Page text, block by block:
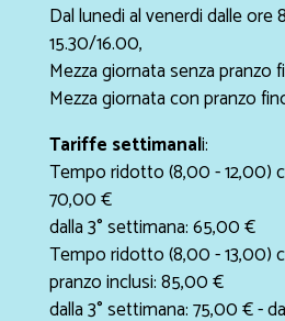
Dal lunedi al venerdi dalle
15.30/16.00,
Mezza giornata senza pranzo
Mezza giornata con pranzo
Tariffe settimanali:
Tempo ridotto (8,00 - 12,00)
70,00 €
dalla 3° settimana: 65,00 €
Tempo ridotto (8,00 - 13,00)
pranzo inclusi: 85,00 €
dalla 3° settimana: 75,00 € -